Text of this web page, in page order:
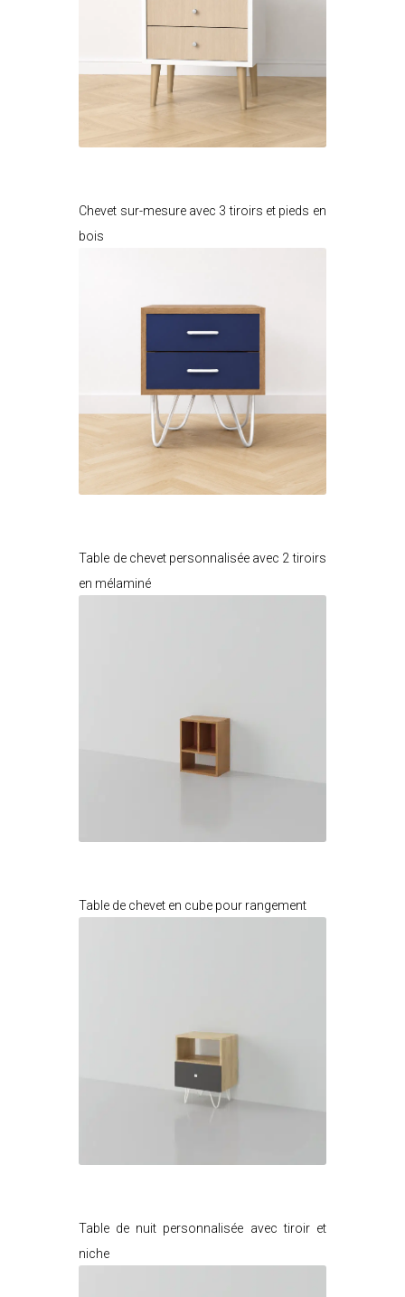
Chevet sur-mesure avec 3 tiroirs et pieds en
bois
Table de chevet personnalisée avec 2 tiroirs
en mélaminé
Table de chevet en cube pour rangement
Table de nuit personnalisée avec tiroir et
niche